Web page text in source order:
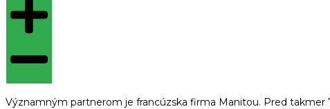
Významným partnerom je francúzska firma Manitou. Pred